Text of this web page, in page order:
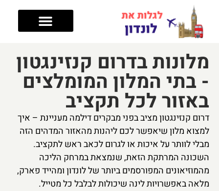
מלונות בדרום קנזינגטון
- בתי המלון המומלצים
באזור לכל תקציב
דרום קנזינגטון מציב בפני מבקרים דילמה מעניינת – איך
למצוא מלון שיאפשר לכם ליהנות מהאזור המדהים הזה
מבלי לוותר על איכות או לגרום לכאב ראש לתקציב.
השכונה המרתקת הזאת, שנמצאת במרחק הליכה
מהמוזיאונים המפורסמים ביותר של לונדון ומהייד פארק,
מלאה באפשרויות לינה שיכולות לבלבל כל מטייל.